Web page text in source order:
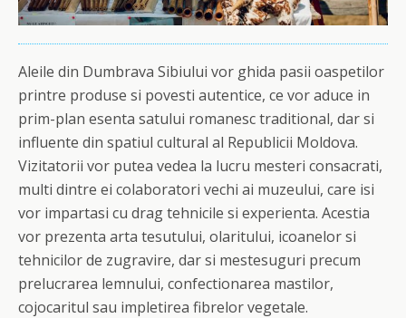
Aleile din Dumbrava Sibiului vor ghida pasii oaspetilor
printre produse si povesti autentice, ce vor aduce in
prim-plan esenta satului romanesc traditional, dar si
influente din spatiul cultural al Republicii Moldova.
Vizitatorii vor putea vedea la lucru mesteri consacrati,
multi dintre ei colaboratori vechi ai muzeului, care isi
vor impartasi cu drag tehnicile si experienta. Acestia
vor prezenta arta tesutului, olaritului, icoanelor si
tehnicilor de zugravire, dar si mestesuguri precum
prelucrarea lemnului, confectionarea mastilor,
cojocaritul sau impletirea fibrelor vegetale.